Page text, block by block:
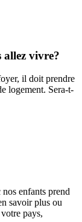
allez vivre?
il doit prendre
logement. Sera-t-
enfants prend
savoir plus ou
pays,